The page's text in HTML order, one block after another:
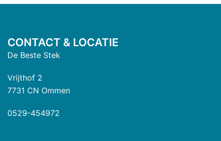
CONTACT & LOCATIE
De Beste Stek
Vrijthof 2
7731 CN Ommen
0529-454972